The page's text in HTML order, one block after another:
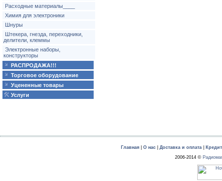
Расходные материалы____
Химия для электроники
Шнуры
Штекера, гнезда, переходники,
делители, клеммы
Электронные наборы,
конструкторы
РАСПРОДАЖА!!!
Торговое оборудование
Уцененные товары
Услуги
Главная О нас Доставка и оплата
2006-2014 ©